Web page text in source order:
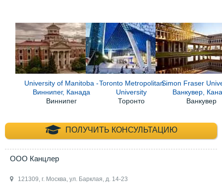
University of Manitoba -
Виннипег, Канада
Виннипег
Toronto Metropolitan
University
Торонто
Simon Fraser
Ванкувер,
Ванкувер
ПОЛУЧИТЬ КОНСУЛЬТАЦИЮ
+7 (495) 660-35-
ООО Канцлер
121309, г. Москва, ул. Барклая, д. 14-23